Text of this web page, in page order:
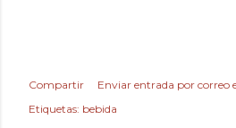
Compartir
Enviar entrada por correo
Etiquetas: bebida